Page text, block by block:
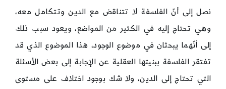
نصل إلى أنّ الفلسفة لا تتناقض مع الدين وتتكامل معه،
وهي تحتاج إليه في الكثير من المواضع، ويعود سبب ذلك
إلى أنّهما يبحثان في موضوع الوجود، هذا الموضوع الذي قد
تفتقر الفلسفة ببنيتها العقلية عن الإجابة إلى بعض الأسئلة
التي تحتاج إلى الدين، ولا شك بوجود اختلاف على مستوى